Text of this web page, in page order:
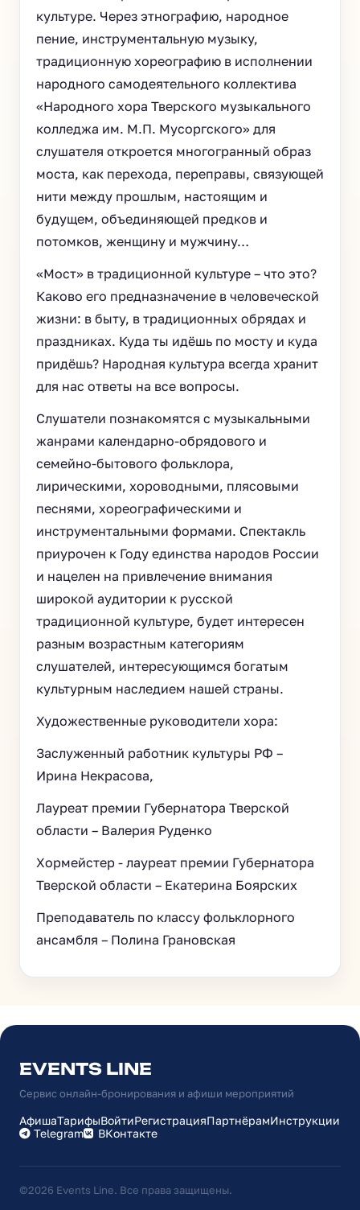
культуре. Через этнографию, народное
пение, инструментальную музыку,
традиционную хореографию в исполнении
народного самодеятельного коллектива
«Народного хора Тверского музыкального
колледжа им. М.П. Мусоргского» для
слушателя откроется многогранный образ
моста, как перехода, переправы, связующей
нити между прошлым, настоящим и
будущем, объединяющей предков и
потомков, женщину и мужчину…
«Мост» в традиционной культуре – что это?
Каково его предназначение в человеческой
жизни: в быту, в традиционных обрядах и
праздниках. Куда ты идёшь по мосту и куда
придёшь? Народная культура всегда хранит
для нас ответы на все вопросы.
Слушатели познакомятся с музыкальными
жанрами календарно-обрядового и
семейно-бытового фольклора,
лирическими, хороводными, плясовыми
песнями, хореографическими и
инструментальными формами. Спектакль
приурочен к Году единства народов России
и нацелен на привлечение внимания
широкой аудитории к русской
традиционной культуре, будет интересен
разным возрастным категориям
слушателей, интересующимся богатым
культурным наследием нашей страны.
Художественные руководители хора:
Заслуженный работник культуры РФ –
Ирина Некрасова,
Лауреат премии Губернатора Тверской
области – Валерия Руденко
Хормейстер - лауреат премии Губернатора
Тверской области – Екатерина Боярских
Преподаватель по классу фольклорного
ансамбля – Полина Грановская
EVENTS LINE
Сервис онлайн-бронирования и афиши мероприятий
АфишаТарифыВойтиРегистрацияПартнёрамИнструкции
Telegram
ВКонтакте
©2026 Events Line. Все права защищены.